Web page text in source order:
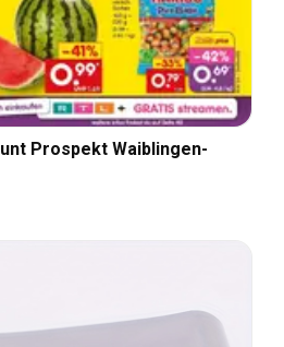
Prospekt Waiblingen-